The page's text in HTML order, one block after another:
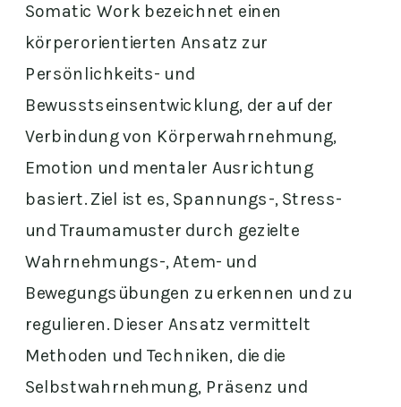
Somatic Work bezeichnet einen
körperorientierten Ansatz zur
Persönlichkeits- und
Bewusstseinsentwicklung, der auf der
Verbindung von Körperwahrnehmung,
Emotion und mentaler Ausrichtung
basiert. Ziel ist es, Spannungs-, Stress-
und Traumamuster durch gezielte
Wahrnehmungs-, Atem- und
Bewegungsübungen zu erkennen und zu
regulieren. Dieser Ansatz vermittelt
Methoden und Techniken, die die
Selbstwahrnehmung, Präsenz und